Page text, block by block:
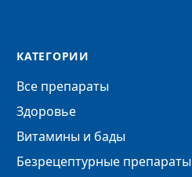
КАТЕГОРИИ
Все препараты
Здоровье
Витамины и бады
Безрецептурные препараты